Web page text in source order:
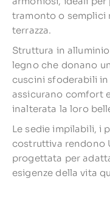
tramonto o semplici
terrazza.
Struttura in
legno che donano
cuscini sfoderabili
assicurano comfort
inalterata la loro
Le sedie impilabili, i
costruttiva rendono
progettata per
esigenze della vita